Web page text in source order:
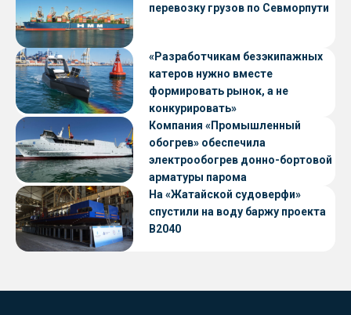
перевозку грузов по Севморпути
«Разработчикам безэкипажных
катеров нужно вместе
формировать рынок, а не
конкурировать»
Компания «Промышленный
обогрев» обеспечила
электрообогрев донно-бортовой
арматуры парома
«Петропавловск» проекта CNF22
На «Жатайской судоверфи»
спустили на воду баржу проекта
В2040